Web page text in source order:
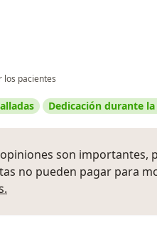
los pacientes
Dedicación durante
son importantes,
no pueden pagar para